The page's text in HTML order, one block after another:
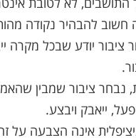
חשוב להבהיר נקודה
ציבור יודע שבכל מקרה
נבחר ציבור שמבין
ייאבק ויבצע.
אינה הצבעה על